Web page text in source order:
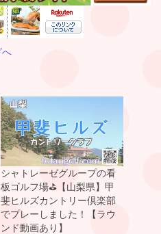
シャトレーゼグループの看
板ゴルフ場⛳️【山梨県】甲
斐ヒルズカントリー倶楽部
でプレーしました！【ラウ
ンド動画あり】